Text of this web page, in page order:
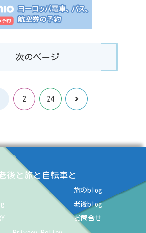
次のページ
2 24 次
後と旅と自転車と
旅のblog
老後blog
お問合せ